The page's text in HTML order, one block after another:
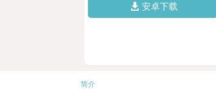
安卓下载
简介